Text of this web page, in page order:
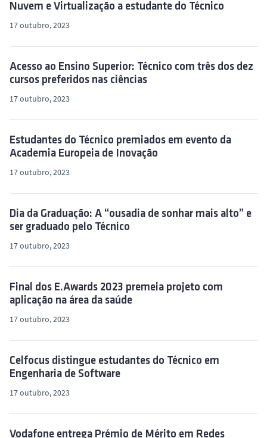
Nuvem e Virtualização a estudante do Técnico
17 outubro, 2023
Acesso ao Ensino Superior: Técnico com três dos dez
cursos preferidos nas ciências
17 outubro, 2023
Estudantes do Técnico premiados em evento da
Academia Europeia de Inovação
17 outubro, 2023
Dia da Graduação: A “ousadia de sonhar mais alto” e
ser graduado pelo Técnico
17 outubro, 2023
Final dos E.Awards 2023 premeia projeto com
aplicação na área da saúde
17 outubro, 2023
Celfocus distingue estudantes do Técnico em
Engenharia de Software
17 outubro, 2023
Vodafone entrega Prémio de Mérito em Redes